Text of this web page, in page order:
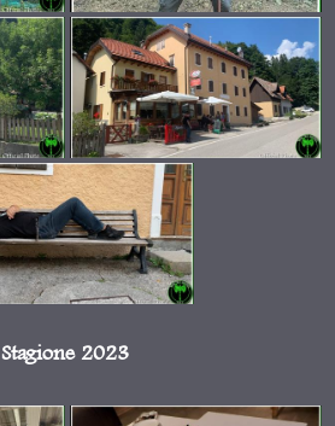
Stagione 2023